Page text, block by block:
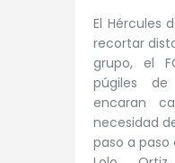
El Hércules
recortar
grupo, el
púgiles
encaran
necesidad
paso a paso